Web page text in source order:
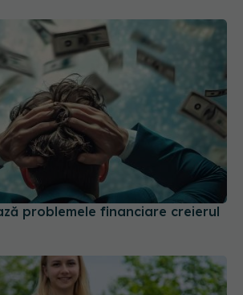
problemele financiare creierul